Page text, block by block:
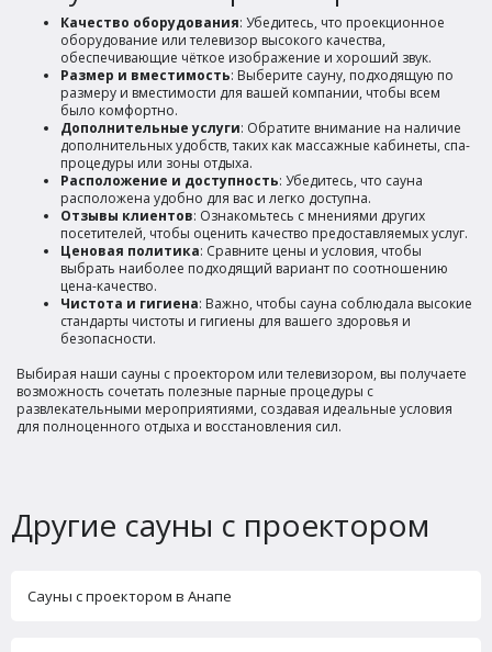
Качество оборудования: Убедитесь, что проекционное
оборудование или телевизор высокого качества,
обеспечивающие чёткое изображение и хороший звук.
Размер и вместимость: Выберите сауну, подходящую по
размеру и вместимости для вашей компании, чтобы всем
было комфортно.
Дополнительные услуги: Обратите внимание на наличие
дополнительных удобств, таких как массажные кабинеты, спа-
процедуры или зоны отдыха.
Расположение и доступность: Убедитесь, что сауна
расположена удобно для вас и легко доступна.
Отзывы клиентов: Ознакомьтесь с мнениями других
посетителей, чтобы оценить качество предоставляемых услуг.
Ценовая политика: Сравните цены и условия, чтобы
выбрать наиболее подходящий вариант по соотношению
цена-качество.
Чистота и гигиена: Важно, чтобы сауна соблюдала высокие
стандарты чистоты и гигиены для вашего здоровья и
безопасности.
Выбирая наши сауны с проектором или телевизором, вы получаете
возможность сочетать полезные парные процедуры с
развлекательными мероприятиями, создавая идеальные условия
для полноценного отдыха и восстановления сил.
Другие сауны с проектором
Сауны с проектором в Анапе